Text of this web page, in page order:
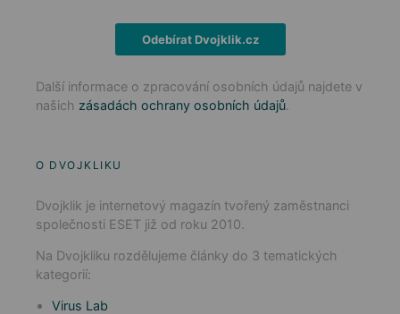
Odebírat Dvojklik.cz
Další informace o zpracování osobních údajů najdete v
našich zásadách ochrany osobních údajů.
O DVOJKLIKU
Dvojklik je internetový magazín tvořený zaměstnanci
společnosti ESET již od roku 2010.
Na Dvojkliku rozdělujeme články do 3 tematických
kategorií:
Virus Lab